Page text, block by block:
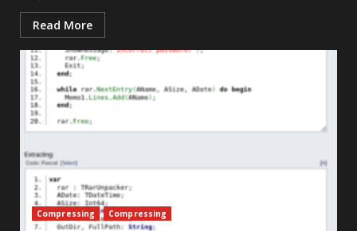
Read More
Compressing Compressing